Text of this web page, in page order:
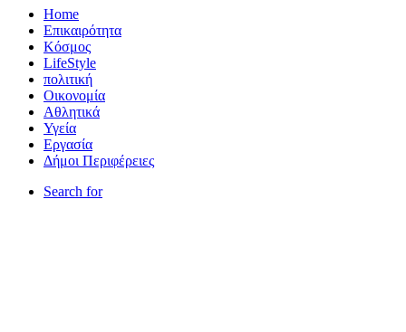
Home
Επικαιρότητα
Κόσμος
LifeStyle
πολιτική
Οικονομία
Αθλητικά
Υγεία
Εργασία
Δήμοι Περιφέρειες
Search for